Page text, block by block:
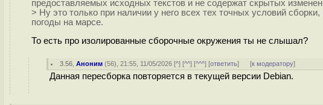
предоставляемых исходных текстов и не содержат скрытых
> Ну это только при наличии у него всех тех точных условий
погоды на марсе.
То есть про изолированные сборочные окружения ты не слышал?
3.56 ,Аноним (56), 21:55, 11/05/2026 [^] [^^] [^^^] [ответить] [к модератору]
Данная пересборка повторяется в текущей версии Debian.